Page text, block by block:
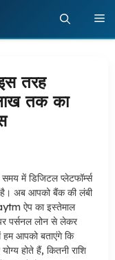
तरह
तक का
में डिजिटल प्लेटफॉर्म्स
है। अब आपको बैंक की लंबी
ऐप का इस्तेमाल
पर्सनल लोन से लेकर
आपको बताएंगे कि
होते हैं, कितनी राशि